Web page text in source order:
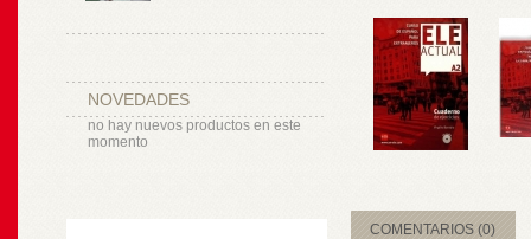
NOVEDADES
no hay nuevos productos en este
momento
COMENTARIOS (0)